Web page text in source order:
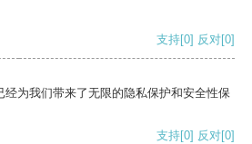
支持[0] 反对[0]
为我们带来了无限的隐私保护和安全性保
支持[0] 反对[0]